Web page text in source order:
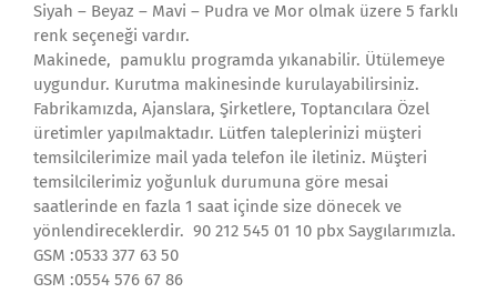
Siyah – Beyaz – Mavi – Pudra ve Mor olmak üzere 5 farklı
renk seçeneği vardır.
Makinede, pamuklu programda yıkanabilir. Ütülemeye
uygundur. Kurutma makinesinde kurulayabilirsiniz.
Fabrikamızda, Ajanslara, Şirketlere, Toptancılara Özel
üretimler yapılmaktadır. Lütfen taleplerinizi müşteri
temsilcilerimize mail yada telefon ile iletiniz. Müşteri
temsilcilerimiz yoğunluk durumuna göre mesai
saatlerinde en fazla 1 saat içinde size dönecek ve
yönlendireceklerdir. 90 212 545 01 10 pbx Saygılarımızla.
GSM :0533 377 63 50
GSM :0554 576 67 86